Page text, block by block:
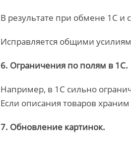
В результате при обмене 1С и
Исправляется общими
6. Ограничения по полям в 1С.
Например, в 1С сильно
Если описания товаров
7. Обновление картинок.